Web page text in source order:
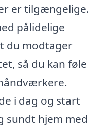
er tilgængelige.
pålidelige
du modtager
så du kan føle
i dag og start
sundt hjem med